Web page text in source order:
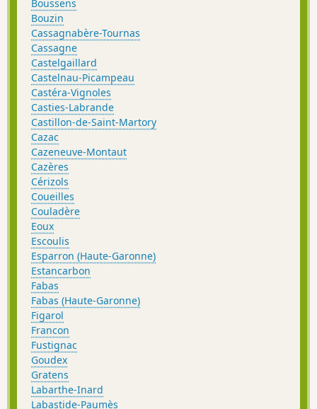
Boussens
Bouzin
Cassagnabère-Tournas
Cassagne
Castelgaillard
Castelnau-Picampeau
Castéra-Vignoles
Casties-Labrande
Castillon-de-Saint-Martory
Cazac
Cazeneuve-Montaut
Cazères
Cérizols
Coueilles
Couladère
Eoux
Escoulis
Esparron (Haute-Garonne)
Estancarbon
Fabas
Fabas (Haute-Garonne)
Figarol
Francon
Fustignac
Goudex
Gratens
Labarthe-Inard
Labastide-Paumès